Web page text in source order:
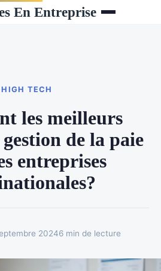
En Entreprise
HIGH TECH
les meilleurs
de la paie
entreprises
20246 min de lecture